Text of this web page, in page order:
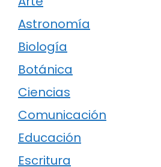
Astronomía
Biología
Botánica
Ciencias
Comunicación
Educación
Escritura